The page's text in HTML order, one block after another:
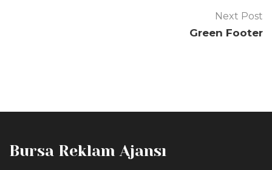
Next Post
Green Footer
Bursa Reklam Ajansı